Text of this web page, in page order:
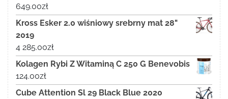
649.00zł
Kross Esker 2.0 wiśniowy srebrny mat 28"
2019
4 285.00zł
Kolagen Rybi Z Witaminą C 250 G Benevobis
124.00zł
Cube Attention Sl 29 Black Blue 2020